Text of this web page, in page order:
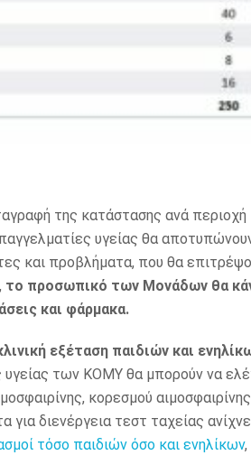
της κατάστασης ανά περιοχή
υγείας θα
και προβλήματα, που θα
το προσωπικό των Μονάδων θα
και φάρμακα.
εξέταση παιδιών και
υγείας των ΚΟΜΥ θα μπορούν να
κορεσμού
διενέργεια τεστ ταχείας
τόσο παιδιών όσο και ενηλίκων